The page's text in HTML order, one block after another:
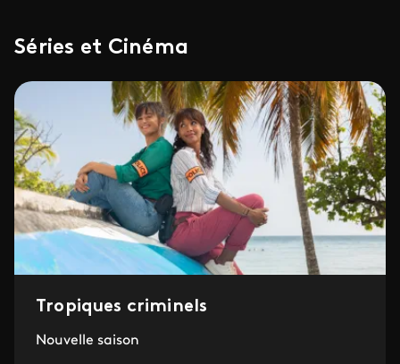
Séries et Cinéma
Tropiques criminels
Nouvelle saison